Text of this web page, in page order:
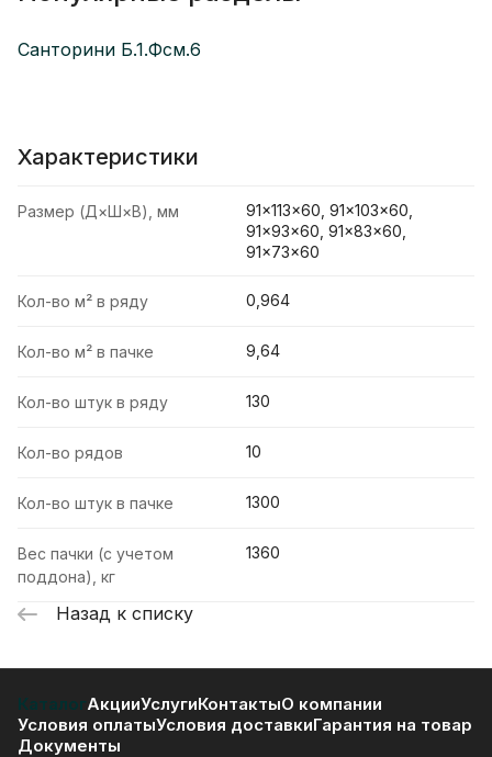
Санторини Б.1.Фсм.6
Характеристики
Размер (Д×Ш×В), мм
91×113×60, 91×103×60,
91×93×60, 91×83×60,
91×73×60
Кол-во м² в ряду 0,964
Кол-во м² в пачке 9,64
Кол-во штук в ряду 130
Кол-во рядов 10
Кол-во штук в пачке 1300
Вес пачки (с учетом
поддона), кг
1360
Назад к списку
КаталогАкцииУслугиКонтактыО компании
Условия оплатыУсловия доставкиГарантия на товар
Документы